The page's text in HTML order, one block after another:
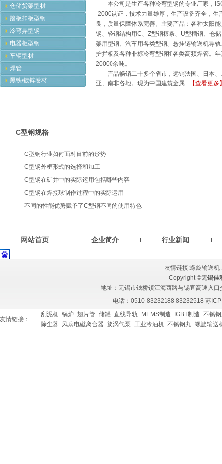
仓储货架型材
踏板扣板型钢
冷弯异型钢
电器柜型钢
车辆型材
焊管
黑铁/镀锌卷材
本公司是生产各种冷弯型钢的专业厂家，
-2000认证，技术力量雄厚，生产设备齐全，生
良，质量保障体系完善。主要产品：各种太阳能
钢、轻钢结构用C、Z型钢檩条、U型槽钢、仓
架用型钢、汽车用各类型钢、悬挂链输送机导轨
护拦板及各种非标冷弯型钢和各类高频焊管。年
20000余吨。
产品畅销二十多个省市，远销法国、日本、
亚、南非各地。现为中国建筑金属... 【查看更多
C型钢规格
C型钢行业如何面对目前的形势
C型钢外框形式的选择和加工
C型钢在矿井中的实际运用包括哪些内容
C型钢在焊接球制作过程中的实际运用
不同的性能优势赋予了C型钢不同的使用特色
网站首页 企业简介 行业新闻
友情链接:螺旋输送机
Copyright ©无锡佳
地址：无锡市钱桥镇江海西路与锡宜高速入
电话：0510-83232188 83232518 苏
友情链接：
刮泥机 锅炉 翅片管 储罐 直线导轨 MEMS制造 IGBT制造 不锈
除尘器
风扇电磁离合器 旋涡气泵 工业冷油机 不锈钢丸 螺旋输送